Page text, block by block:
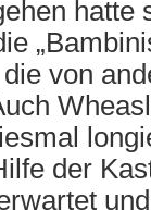
hatte
von
der